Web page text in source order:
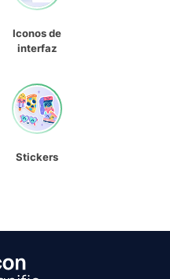
Iconos de
interfaz
Stickers